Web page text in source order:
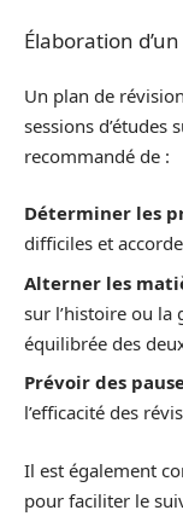
Élaboration
Un plan de
sessions d’études
recommandé de :
Déterminer les
difficiles et
Alterner les
sur l’histoire ou la
équilibrée des
Prévoir des
l’efficacité des
Il est également
pour faciliter le